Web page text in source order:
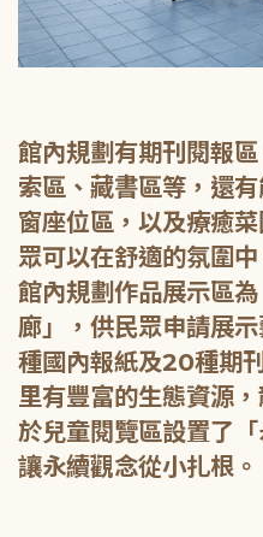
館內規劃有期刊閱報
索區、藏書區等，還
窗座位區，以及療癒
眾可以在舒適的氛圍
館內規劃作品展示區
廊」，供民眾申請展
種國內報紙及20種期
里有豐富的生態資源
於兒童閱覽區設置了